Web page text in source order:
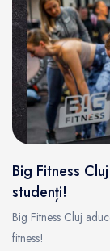
Big Fitness
studenți!
Big Fitness Cluj
fitness!